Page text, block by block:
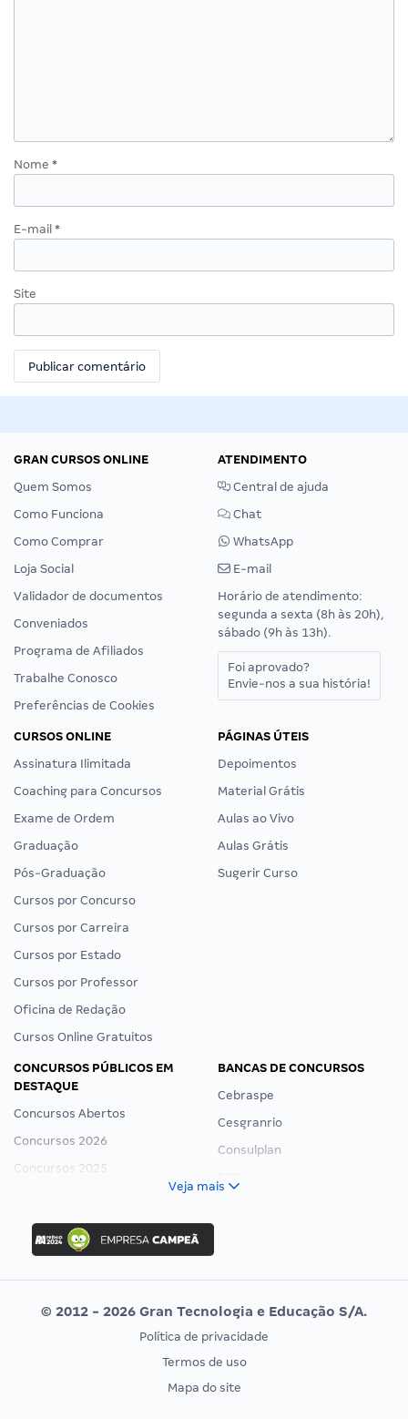
Nome *
E-mail *
Site
GRAN CURSOS ONLINE
Quem Somos
Como Funciona
Como Comprar
Loja Social
Validador de documentos
Conveniados
Programa de Afiliados
Trabalhe Conosco
Preferências de Cookies
ATENDIMENTO
Central de ajuda
Chat
WhatsApp
E-mail
Horário de atendimento:
segunda a sexta (8h às 20h),
sábado (9h às 13h).
Foi aprovado?
Envie-nos a sua história!
CURSOS ONLINE
Assinatura Ilimitada
Coaching para Concursos
Exame de Ordem
Graduação
Pós-Graduação
Cursos por Concurso
Cursos por Carreira
Cursos por Estado
Cursos por Professor
Oficina de Redação
Cursos Online Gratuitos
PÁGINAS ÚTEIS
Depoimentos
Material Grátis
Aulas ao Vivo
Aulas Grátis
Sugerir Curso
CONCURSOS PÚBLICOS EM
DESTAQUE
Concursos Abertos
Concursos 2026
Concursos 2025
Concurso Ibama
Concurso MPU
Editais publicados
BANCAS DE CONCURSOS
Cebraspe
Cesgranrio
Consulplan
Vunesp
CONCURSOS POR PROFISSÃO
EXAME DE ORDEM
Veja mais
© 2012 - 2026 Gran Tecnologia e Educação S/A.
Política de privacidade
Termos de uso
Mapa do site